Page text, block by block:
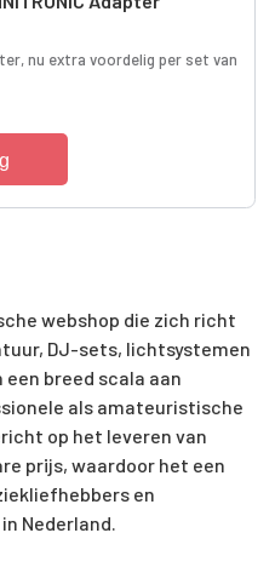
nu extra voordelig per set van
webshop die zich richt
DJ-sets, lichtsystemen
breed scala aan
als amateuristische
op het leveren van
prijs, waardoor het een
en
Nederland.